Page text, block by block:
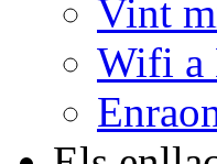
Vint
Wifi a